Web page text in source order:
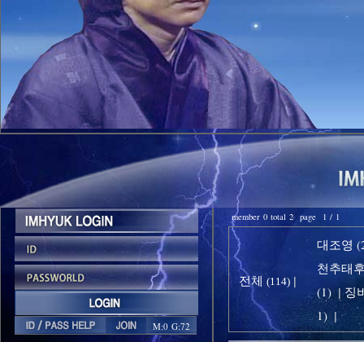
M:0 G:72
member 0 total 2 page 1 / 1
전체 (114) |
대조영
천추태
(1) | 징
1) |